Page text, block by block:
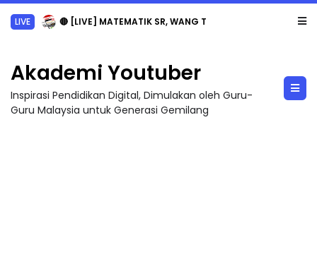
LIVE 🔴 [LIVE] MATEMATIK SR, WANG TAHUN 6 OLEH CIKGU ANITA #ALLINONE #141 #...
Akademi Youtuber
Inspirasi Pendidikan Digital, Dimulakan oleh Guru-
Guru Malaysia untuk Generasi Gemilang